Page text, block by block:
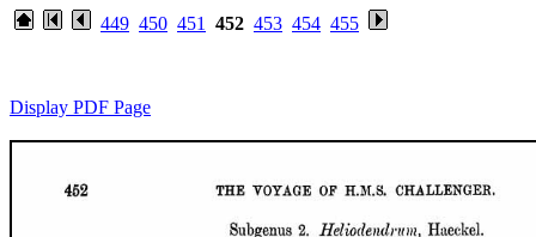
449 450 451 452 453 454 455
Display PDF Page